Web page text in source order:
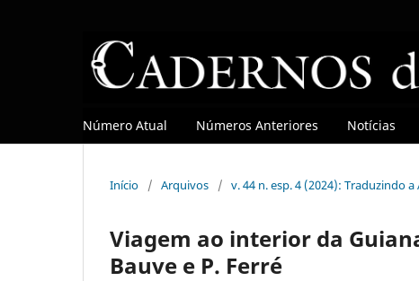
Número Atual Números Anteriores Notícias
Início / Arquivos / v. 44 n. esp. 4 (2024): Traduzindo a
Viagem ao interior da
Bauve e P. Ferré